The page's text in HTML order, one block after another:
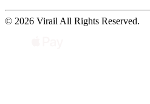
© 2026 Virail All Rights Reserved.